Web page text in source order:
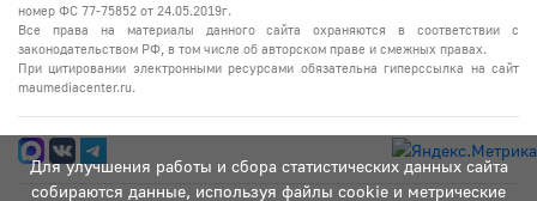
Для улучшения работы и сбора статистических данных сайта
собираются данные, используя файлы cookie и метрические
номер ФС 77-75852 от 24.05.2019г.
Все права на материалы данного сайта охраняются в соответствии с
законодательством РФ, в том числе об авторском праве и смежных правах.
При цитировании электронными ресурсами обязательна гиперссылка на сайт
maumediacenter.ru.